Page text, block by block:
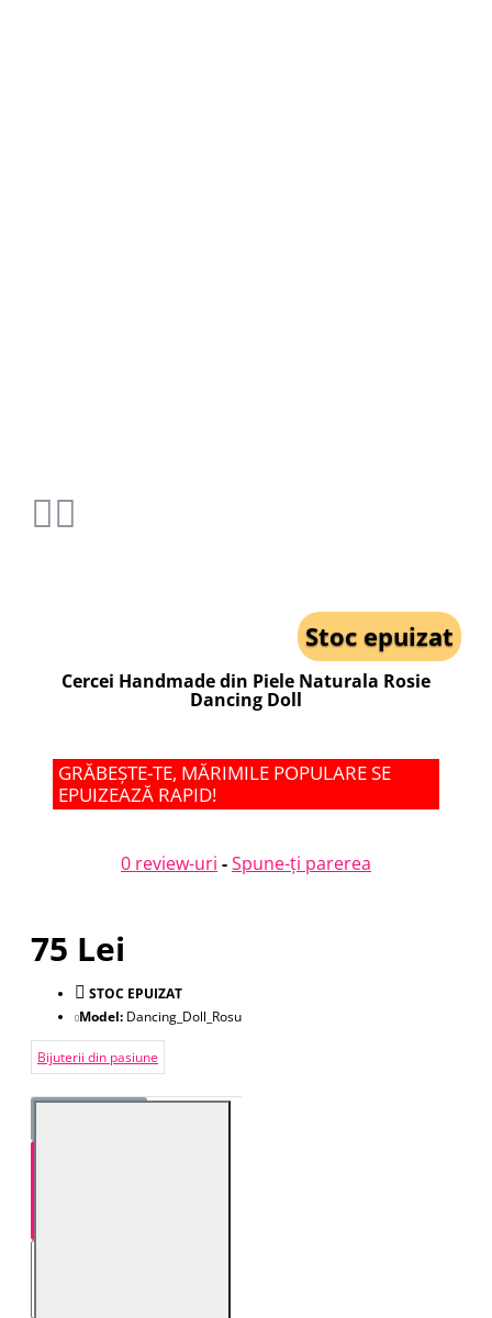
Stoc epuizat
Cercei Handmade din Piele Naturala Rosie
Dancing Doll
GRĂBEȘTE-TE, MĂRIMILE POPULARE SE
EPUIZEAZĂ RAPID!
0 review-uri -Spune-ţi parerea
75 Lei
STOC EPUIZAT
Model: Dancing_Doll_Rosu
Bijuterii din pasiune